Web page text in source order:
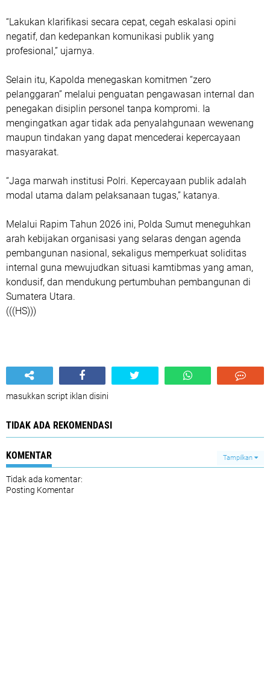
“Lakukan klarifikasi secara cepat, cegah eskalasi opini
negatif, dan kedepankan komunikasi publik yang
profesional,” ujarnya.
Selain itu, Kapolda menegaskan komitmen “zero
pelanggaran” melalui penguatan pengawasan internal dan
penegakan disiplin personel tanpa kompromi. Ia
mengingatkan agar tidak ada penyalahgunaan wewenang
maupun tindakan yang dapat mencederai kepercayaan
masyarakat.
“Jaga marwah institusi Polri. Kepercayaan publik adalah
modal utama dalam pelaksanaan tugas,” katanya.
Melalui Rapim Tahun 2026 ini, Polda Sumut meneguhkan
arah kebijakan organisasi yang selaras dengan agenda
pembangunan nasional, sekaligus memperkuat soliditas
internal guna mewujudkan situasi kamtibmas yang aman,
kondusif, dan mendukung pertumbuhan pembangunan di
Sumatera Utara.
(((HS)))
masukkan script iklan disini
TIDAK ADA REKOMENDASI
KOMENTAR Tampilkan
Tidak ada komentar:
Posting Komentar